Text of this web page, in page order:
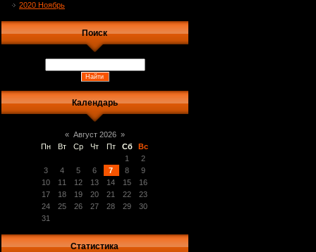
2020 Ноябрь
Поиск
Календарь
« Август 2026 »
Пн
Вт Ср Чт Пт Сб
Вс
1
2
3
4 5 6 7 8
9
10
11 12 13 14 15
16
17
18 19 20 21 22
23
24
25 26 27 28 29
30
31
Статистика